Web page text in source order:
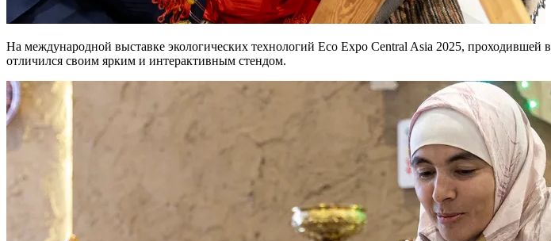
На международной выставке экологических технологий Eco Expo Central Asia 2025,
отличился своим ярким и интерактивным стендом.